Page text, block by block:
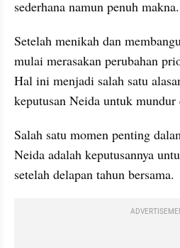
sederhana namun penuh makna.
Setelah menikah dan
mulai merasakan perubahan
Hal ini menjadi salah satu
keputusan Neida untuk
Salah satu momen penting
Neida adalah keputusannya
setelah delapan tahun bersama.